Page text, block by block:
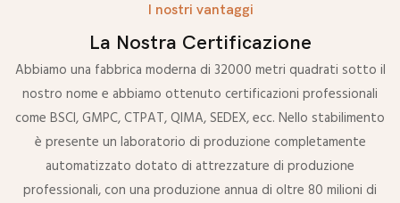
I nostri vantaggi
La Nostra Certificazione
Abbiamo una fabbrica moderna di 32000 metri quadrati sotto il
nostro nome e abbiamo ottenuto certificazioni professionali
come BSCI, GMPC, CTPAT, QIMA, SEDEX, ecc. Nello stabilimento
è presente un laboratorio di produzione completamente
automatizzato dotato di attrezzature di produzione
professionali, con una produzione annua di oltre 80 milioni di